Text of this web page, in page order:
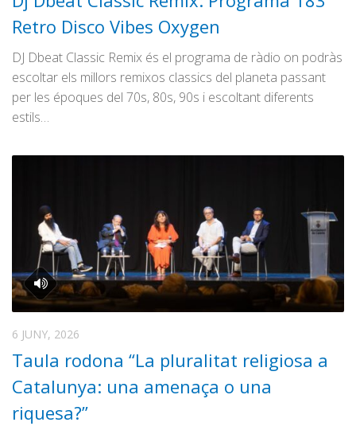
Publicitat
Contacte
Retro Disco Vibes Oxygen
DJ Dbeat Classic Remix és el programa de ràdio on podràs
escoltar els millors remixos classics del planeta passant
per les époques del 70s, 80s, 90s i escoltant diferents
estils…
6 JUNY, 2026
Taula rodona “La pluralitat religiosa a
Catalunya: una amenaça o una
riquesa?”